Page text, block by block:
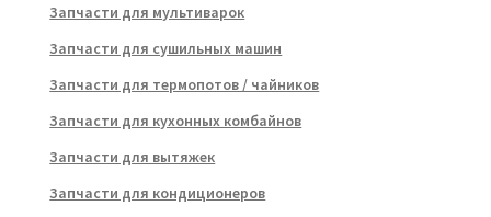
Запчасти для мультиварок
Запчасти для сушильных машин
Запчасти для термопотов / чайников
Запчасти для кухонных комбайнов
Запчасти для вытяжек
Запчасти для кондиционеров